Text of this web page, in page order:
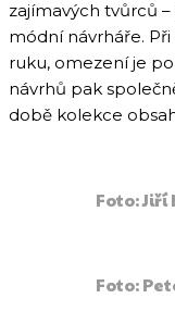
zajímavých tvůrců
módní návrháře.
ruku, omezení je
návrhů pak
době kolekce
Foto: Jiří
Foto: